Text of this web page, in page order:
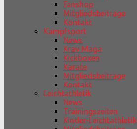
Fanshop
Mitgliedsbeiträge
Kontakt
Kampfsport
News
Krav Maga
Kickboxen
Karate
Mitgliedsbeiträge
Kontakt
Leichtathletik
News
Trainingszeiten
Kinder-Leichtathletik